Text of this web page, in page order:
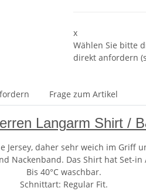
x
Wählen Sie bitte
direkt anfordern
Frage zum Artikel
Langarm Shirt /
Jersey, daher sehr weich im
Nackenband. Das Shirt hat Set-
Bis 40°C waschbar.
Schnittart: Regular Fit.